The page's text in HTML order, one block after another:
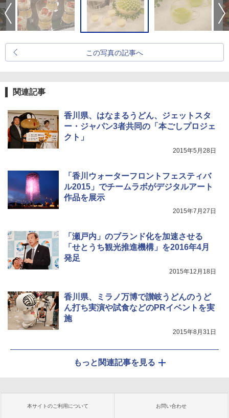
この写真の記事へ
関連記事
香川県、はなまるうどん、ジェットスタ
ー・ジャパン3者共同の「本ごしプロジェ
クト」
2015年5月28日
「香川ウォーターフロントフェスティバ
ル2015」でチームラボがデジタルアート
作品を展示
2015年7月27日
「瀬戸内」のブランド化を加速させる
「せとうち観光推進機構」を2016年4月
発足
2015年12月18日
香川県、ミラノ万博で讃岐うどんのうど
ん打ち実演や試食などのPRイベントを実
施
2015年8月31日
もっと関連記事を見る
本サイトのご利用について お問い合わせ